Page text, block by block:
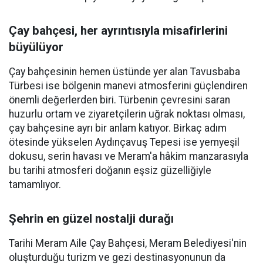
Çay bahçesi, her ayrıntısıyla misafirlerini
büyülüyor
Çay bahçesinin hemen üstünde yer alan Tavusbaba
Türbesi ise bölgenin manevi atmosferini güçlendiren
önemli değerlerden biri. Türbenin çevresini saran
huzurlu ortam ve ziyaretçilerin uğrak noktası olması,
çay bahçesine ayrı bir anlam katıyor. Birkaç adım
ötesinde yükselen Aydınçavuş Tepesi ise yemyeşil
dokusu, serin havası ve Meram'a hâkim manzarasıyla
bu tarihi atmosferi doğanın eşsiz güzelliğiyle
tamamlıyor.
Şehrin en güzel nostalji durağı
Tarihi Meram Aile Çay Bahçesi, Meram Belediyesi'nin
oluşturduğu turizm ve gezi destinasyonunun da